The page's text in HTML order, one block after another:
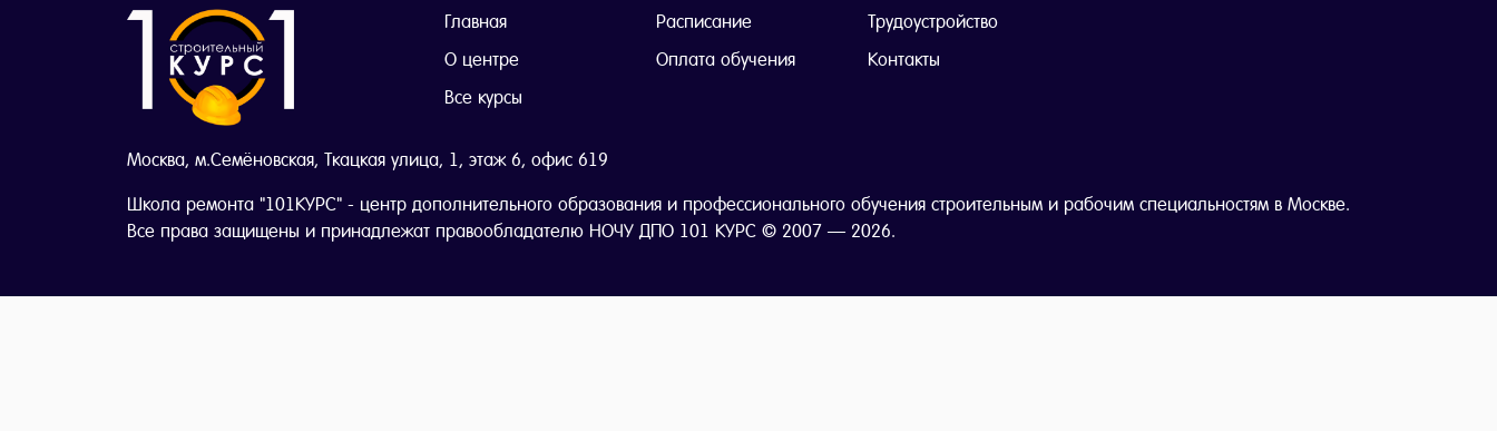
Главная
О центре
Все курсы
Расписание
Оплата обучения
Трудоустройство
Контакты
Москва, м.Семёновская, Ткацкая улица, 1, этаж 6, офис 619
Школа ремонта "101КУРС" - центр дополнительного образования и профессионального обучения строительным и рабочим специальностям в Москве.
Все права защищены и принадлежат правообладателю НОЧУ ДПО 101 КУРС © 2007 — 2026.